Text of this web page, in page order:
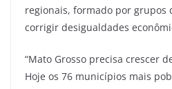
regionais, formado por grupos
corrigir desigualdades
“Mato Grosso precisa crescer
Hoje os 76 municípios mais